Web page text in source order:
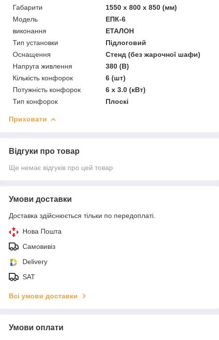
Габарити
1550 x 800 x 850 (мм)
Модель
ЕПК-6
виконання
ЕТАЛОН
Тип установки
Підлоговий
Оснащення
Стенд (без жарочної шафи)
Напруга живлення
380 (В)
Кількість конфорок
6 (шт)
Потужність конфорок
6 х 3.0 (кВт)
Тип конфорок
Плоскі
Приховати
Відгуки про товар
Ще немає відгуків про цей товар
Умови доставки
Доставка здійснюється тільки по передоплаті.
Нова Пошта
Самовивіз
Delivery
SAT
Всі умови доставки
Умови оплати